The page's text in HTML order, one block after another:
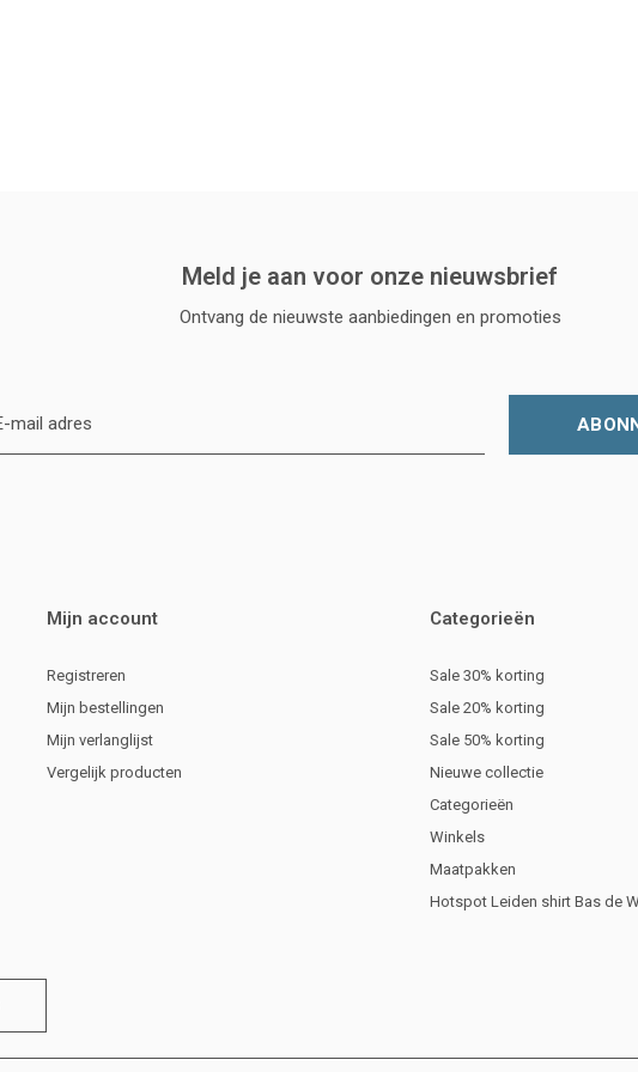
Meld je aan voor onze nieuwsbrief
Ontvang de nieuwste aanbiedingen en promoties
Mijn account
Registreren
Mijn bestellingen
Mijn verlanglijst
Vergelijk producten
Categorieën
Sale 30% korting
Sale 20% korting
Sale 50% korting
Nieuwe collectie
Categorieën
Winkels
Maatpakken
Hotspot Leiden shirt Bas de